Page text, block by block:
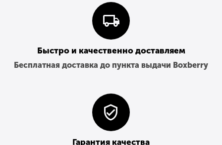
Быстро и качественно доставляем
Бесплатная доставка до пункта выдачи Boxberry
Гарантия качества